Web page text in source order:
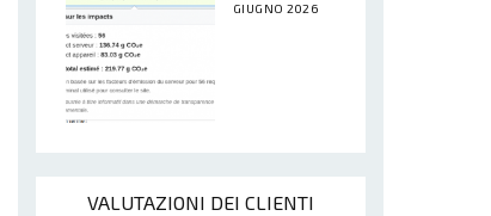
GIUGNO 2026
VALUTAZIONI DEI CLIENTI